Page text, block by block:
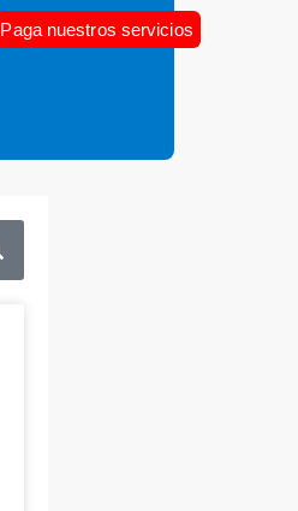
Paga nuestros servicios